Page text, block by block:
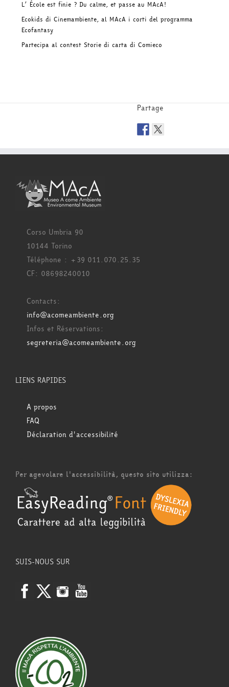
L’ École est finie ? Du calme, et passe au MAcA!
Ecokids di Cinemambiente, al MAcA i corti del programma
Ecofantasy
Partecipa al contest Storie di carta di Comieco
Partage
Corso Umbria 90
10144 Torino
Téléphone : +39 011.070.25.35
CF: 08698240010
Contacts:
info@acomeambiente.org
Infos et Réservations:
segreteria@acomeambiente.org
LIENS RAPIDES
A propos
FAQ
Déclaration d'accessibilité
Per agevolare l'accessibilità, questo sito utilizza:
SUIS-NOUS SUR